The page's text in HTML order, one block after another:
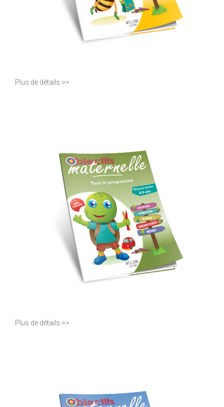
Plus de détails >>
Plus de détails >>